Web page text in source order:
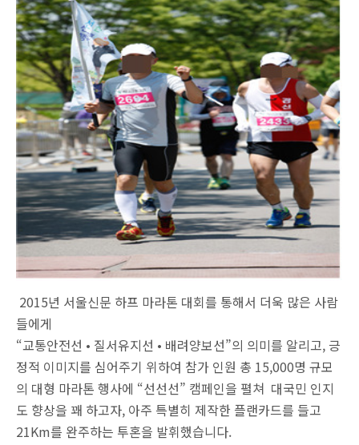
2015년 서울신문 하프 마라톤 대회를 통해서 더욱 많은 사람
들에게
“교통안전선 • 질서유지선 • 배려양보선”의 의미를 알리고, 긍
정적 이미지를 심어주기 위하여 참가 인원 총 15,000명 규모
의 대형 마라톤 행사에 “선선선” 캠페인을 펼쳐 대국민 인지
도 향상을 꽤 하고자, 아주 특별히 제작한 플랜카드를 들고
21Km를 완주하는 투혼을 발휘했습니다.